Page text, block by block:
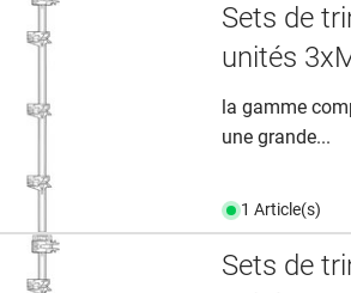
Sets de
unités
la gamme
une grande...
1 Article(s)
Sets de